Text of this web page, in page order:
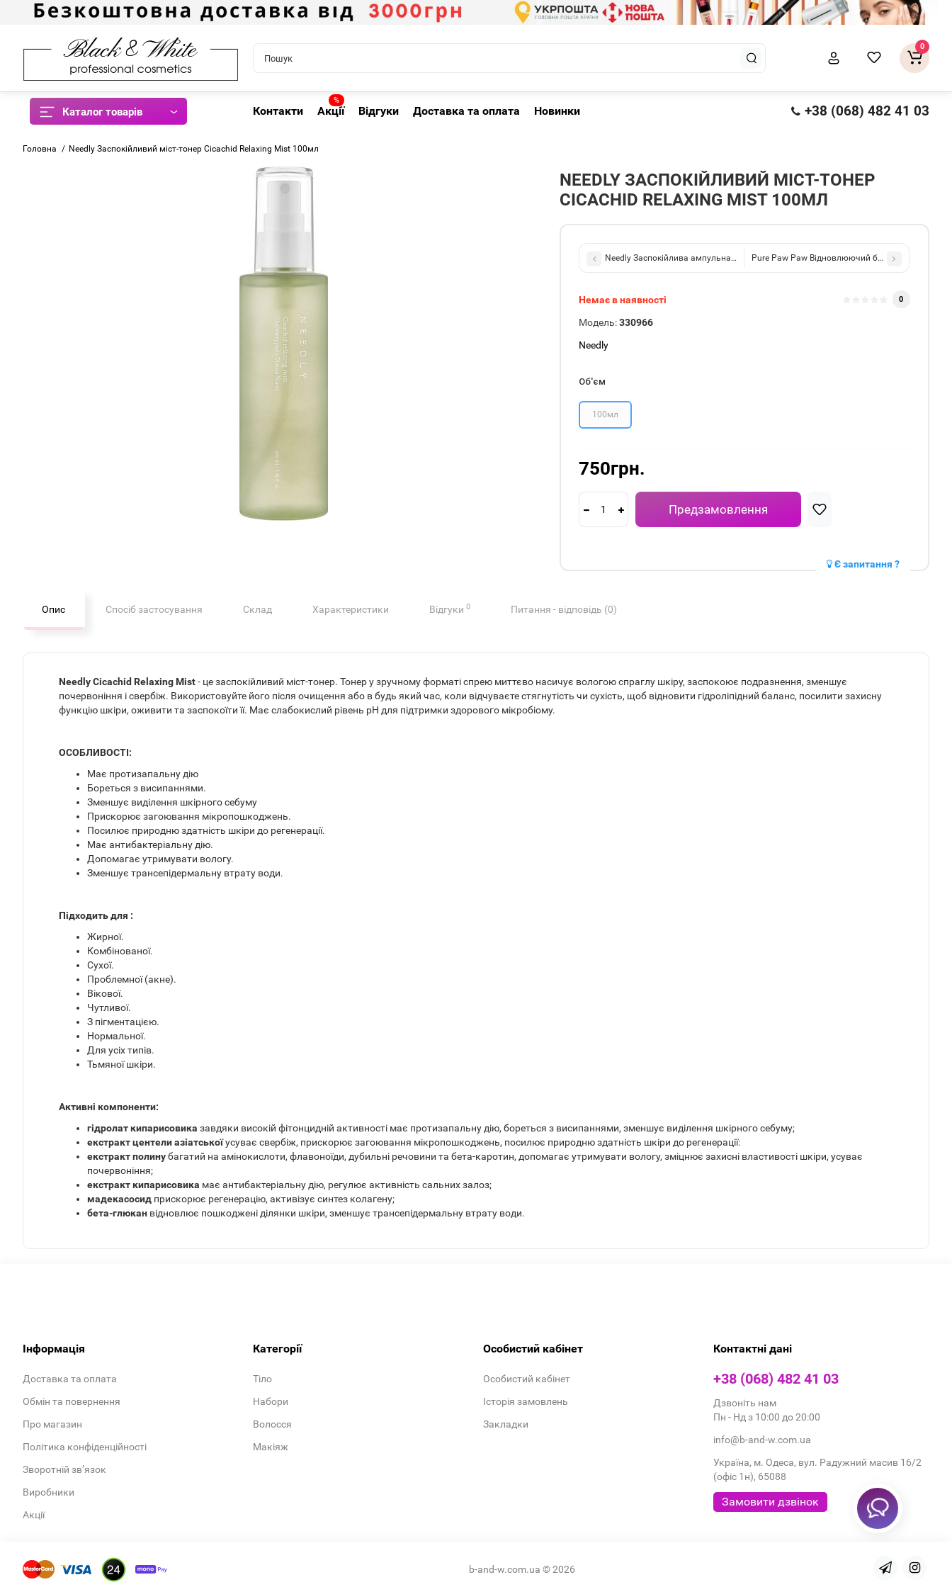
0
Каталог товарів Контакти
%
Акції Відгуки Доставка та оплата Новинки +38 (068) 482 41 03
Головна Needly Заспокійливий міст-тонер Cicachid Relaxing Mist 100мл
NEEDLY ЗАСПОКІЙЛИВИЙ МІСТ-ТОНЕР
CICACHID RELAXING MIST 100МЛ
Needly Заспокійлива ампульна сироватка з центелою Cicachid Soothing Ampoule
Pure Paw Paw Відновлюючий бальзам без
Немає в наявності 0
Модель: 330966
Needly
Об'єм
100мл
750грн.
Предзамовлення
Є запитання ?
Опис Спосіб застосування Склад Характеристики Відгуки 0 Питання - відповідь (0)
Needly Cicachid Relaxing Mist- це заспокійливий міст-тонер. Тонер у зручному форматі спрею миттєво насичує вологою спраглу шкіру, заспокоює подразнення, зменшує
почервоніння і свербіж. Використовуйте його після очищення або в будь який час, коли відчуваєте стягнутість чи сухість, щоб відновити гідроліпідний баланс, посилити захисну
функцію шкіри, оживити та заспокоїти її. Має слабокислий рівень pH для підтримки здорового мікробіому.
ОСОБЛИВОСТІ:
Має протизапальну дію
Бореться з висипаннями.
Зменшує виділення шкірного себуму
Прискорює загоювання мікропошкоджень.
Посилює природню здатність шкіри до регенерації.
Має антибактеріальну дію.
Допомагає утримувати вологу.
Зменшує трансепідермальну втрату води.
Підходить для :
Жирної.
Комбінованої.
Сухої.
Проблемної (акне).
Вікової.
Чутливої.
З пігментацією.
Нормальної.
Для усіх типів.
Тьмяної шкіри.
Активні компоненти:
гідролат кипарисовика завдяки високій фітонцидній активності має протизапальну дію, бореться з висипаннями, зменшує виділення шкірного себуму;
екстракт центели азіатськоїусуває свербіж, прискорює загоювання мікропошкоджень, посилює природню здатність шкіри до регенерації:
екстракт полинубагатий на амінокислоти, флавоноїди, дубильні речовини та бета-каротин, допомагає утримувати вологу, зміцнює захисні властивості шкіри, усуває
почервоніння;
екстракт кипарисовика має антибактеріальну дію, регулює активність сальних залоз;
мадекасосид прискорює регенерацію, активізує синтез колагену;
бета-глюкан відновлює пошкоджені ділянки шкіри, зменшує трансепідермальну втрату води.
Контактні дані
+38 (068) 482 41 03
Дзвоніть нам
Пн - Нд з 10:00 до 20:00
info@b-and-w.com.ua
Україна, м. Одеса, вул. Радужний масив 16/2
(офіс 1н), 65088
Замовити дзвінок
Інформація
Доставка та оплата
Обмін та повернення
Про магазин
Політика конфіденційності
Зворотній зв’язок
Виробники
Акції
Категорії
Тіло
Набори
Волосся
Макіяж
Особистий кабінет
Особистий кабінет
Історія замовлень
Закладки
b-and-w.com.ua © 2026